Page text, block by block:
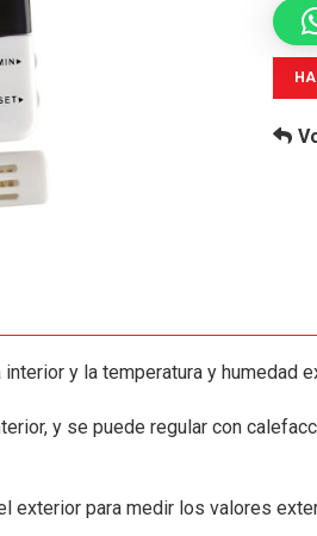
y la temperatura y humedad
y se puede regular con
exterior para medir los valores